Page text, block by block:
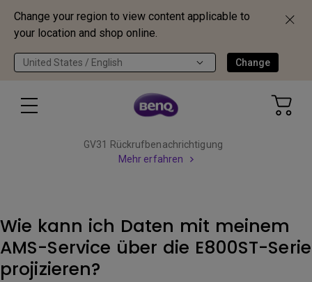
Change your region to view content applicable to
your location and shop online.
United States / English Change
GV31 Rückrufbenachrichtigung
Mehr erfahren
Wie kann ich Daten mit meinem
AMS-Service über die E800ST-Serie
projizieren?